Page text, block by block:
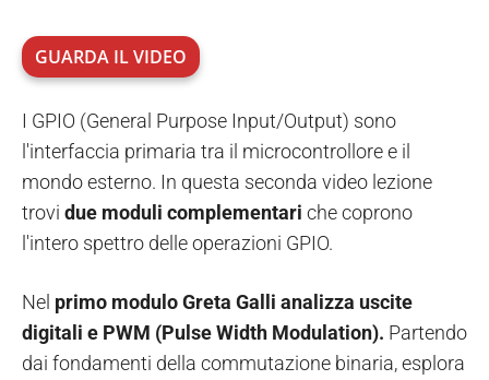
GUARDA IL VIDEO
I GPIO (General Purpose Input/Output) sono
l'interfaccia primaria tra il microcontrollore e il
mondo esterno. In questa seconda video lezione
trovi due moduli complementari che coprono
l'intero spettro delle operazioni GPIO.
Nel primo modulo Greta Galli analizza uscite
digitali e PWM (Pulse Width Modulation). Partendo
dai fondamenti della commutazione binaria, esplora